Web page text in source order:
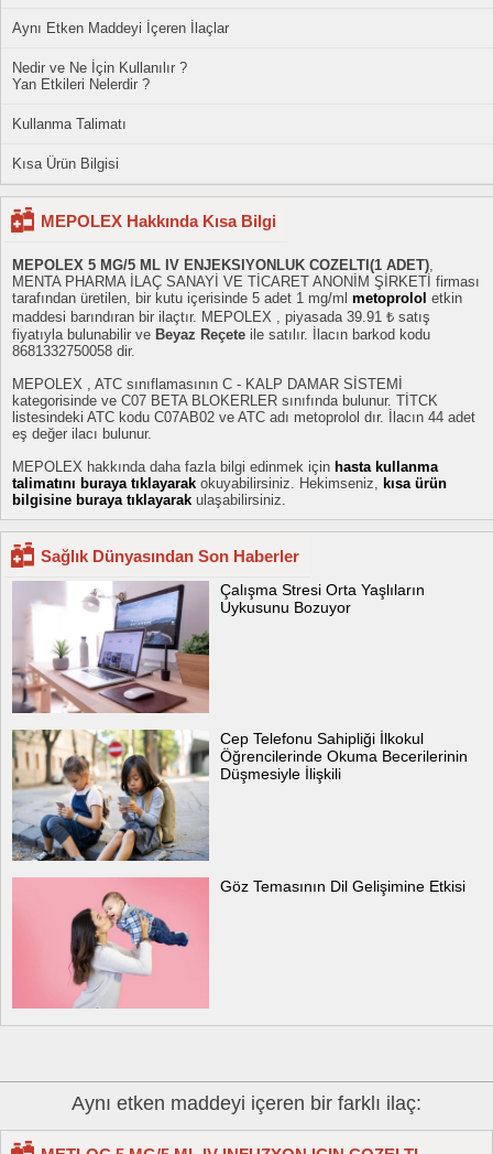
Aynı Etken Maddeyi İçeren İlaçlar
Nedir ve Ne İçin Kullanılır ?
Yan Etkileri Nelerdir ?
Kullanma Talimatı
Kısa Ürün Bilgisi
MEPOLEX Hakkında Kısa Bilgi
MEPOLEX 5 MG/5 ML IV ENJEKSIYONLUK COZELTI(1 ADET),
MENTA PHARMA İLAÇ SANAYİ VE TİCARET ANONİM ŞİRKETİ firması
tarafından üretilen, bir kutu içerisinde 5 adet 1 mg/ml metoprolol etkin
maddesi barındıran bir ilaçtır. MEPOLEX , piyasada 39.91 ₺ satış
fiyatıyla bulunabilir ve Beyaz Reçete ile satılır. İlacın barkod kodu
8681332750058 dir.
MEPOLEX , ATC sınıflamasının C - KALP DAMAR SİSTEMİ
kategorisinde ve C07 BETA BLOKERLER sınıfında bulunur. TİTCK
listesindeki ATC kodu C07AB02 ve ATC adı metoprolol dır. İlacın 44 adet
eş değer ilacı bulunur.
MEPOLEX hakkında daha fazla bilgi edinmek için hasta kullanma
talimatını buraya tıklayarak okuyabilirsiniz. Hekimseniz, kısa ürün
bilgisine buraya tıklayarak ulaşabilirsiniz.
Sağlık Dünyasından Son Haberler
Çalışma Stresi Orta Yaşlıların
Uykusunu Bozuyor
Cep Telefonu Sahipliği İlkokul
Öğrencilerinde Okuma Becerilerinin
Düşmesiyle İlişkili
Göz Temasının Dil Gelişimine Etkisi
Aynı etken maddeyi içeren bir farklı ilaç: